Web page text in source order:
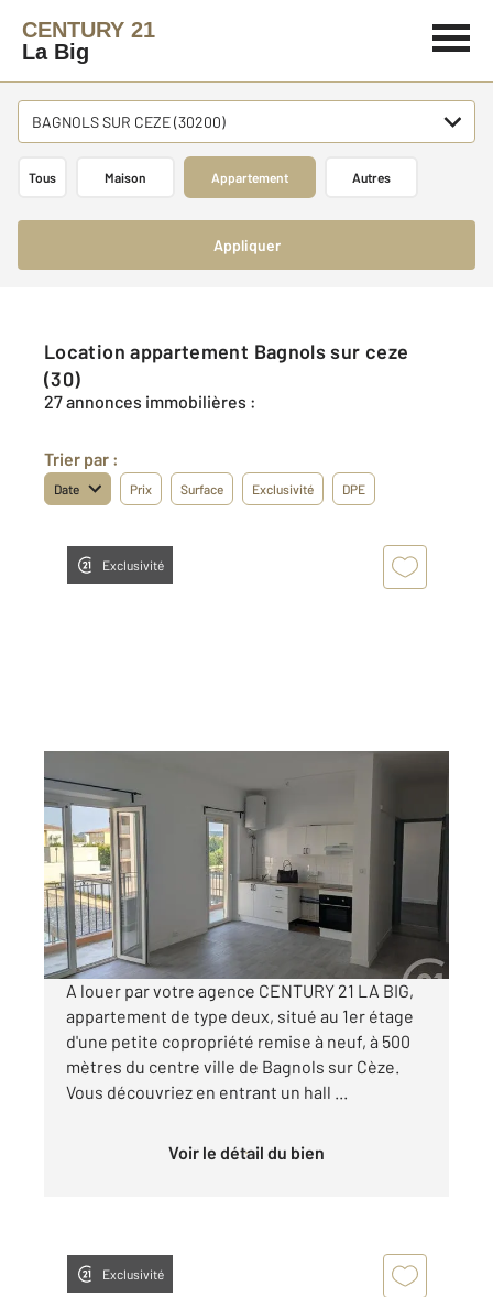
CENTURY 21
La Big
BAGNOLS SUR CEZE (30200)
Tous Maison Appartement Autres
Appliquer
Location appartement Bagnols sur ceze
(30)
27 annonces immobilières :
Trier par :
Date Prix Surface Exclusivité DPE
Exclusivité
BAGNOLS SUR CEZE 30
49,43 m2, 2 pièces
Ref : 9254
Appartement F2 à louer
600 €
par mois charges comprises
A louer par votre agence CENTURY 21 LA BIG,
appartement de type deux, situé au 1er étage
d'une petite copropriété remise à neuf, à 500
mètres du centre ville de Bagnols sur Cèze.
Vous découvriez en entrant un hall ...
Voir le détail du bien
Exclusivité